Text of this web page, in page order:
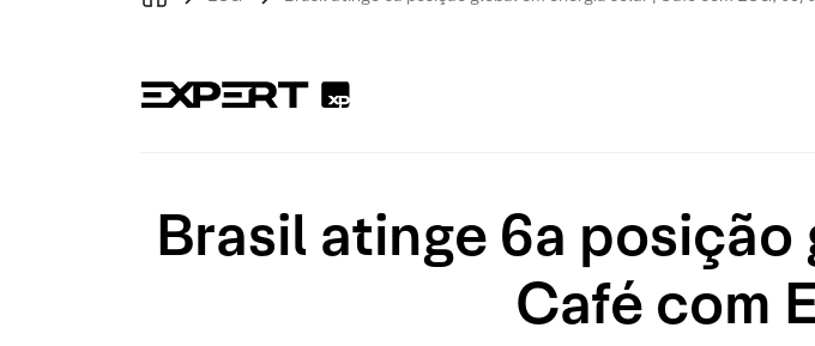
Brasil atinge 6a
Café com